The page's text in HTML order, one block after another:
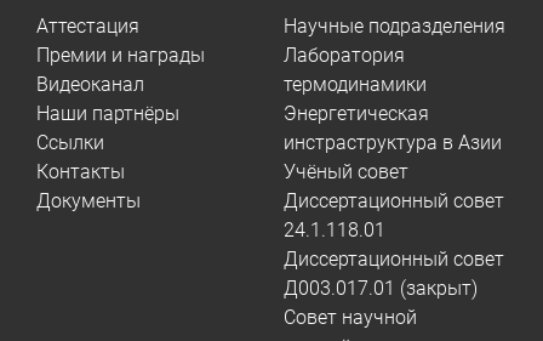
Аттестация
Премии и награды
Видеоканал
Наши партнёры
Ссылки
Контакты
Документы
Научные подразделения
Лаборатория
термодинамики
Энергетическая
инстраструктура в Азии
Учёный совет
Диссертационный совет
24.1.118.01
Диссертационный совет
Д003.017.01 (закрыт)
Совет научной